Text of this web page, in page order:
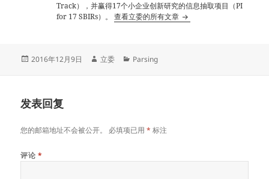
Track），并赢得17个小企业创新研究的信息抽取项目（PI
for 17 SBIRs）。查看立委的所有文章
发
2016年12月9日
作
立委
分
Parsing
发表回复
您的邮箱地址不会被公开。 必填项已用* 标注
评论 *